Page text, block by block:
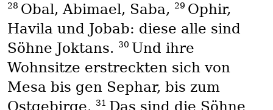
28 Obal, Abimael, Saba, 29 Ophir,
Havila und Jobab: diese alle sind
Söhne Joktans. 30 Und ihre
Wohnsitze erstreckten sich von
Mesa bis gen Sephar, bis zum
Ostgebirge.
31 Das sind die Söhne